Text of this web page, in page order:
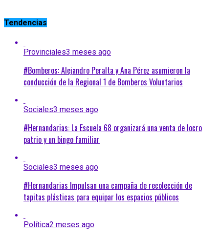
Tendencias
Provinciales3 meses ago
#Bomberos: Alejandro Peralta y Ana Pérez asumieron la
conducción de la Regional 1 de Bomberos Voluntarios
Sociales3 meses ago
#Hernandarias: La Escuela 68 organizará una venta de locro
patrio y un bingo familiar
Sociales3 meses ago
#Hernandarias Impulsan una campaña de recolección de
tapitas plásticas para equipar los espacios públicos
Política2 meses ago